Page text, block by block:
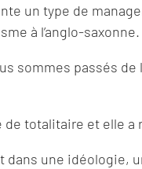
un type de
à l’anglo-saxonne.
sommes passés de
totalitaire et elle a
dans une idéologie,